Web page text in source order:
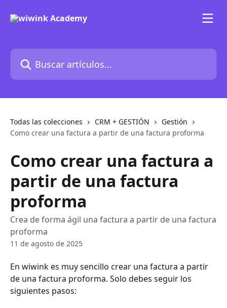
Buscar artículos...
Todas las colecciones CRM + GESTIÓN
Gestión
Como crear una factura a partir de una factura proforma
Como crear una factura a
partir de una factura
proforma
Crea de forma ágil una factura a partir de una factura
proforma
11 de agosto de 2025
En wiwink es muy sencillo crear una factura a partir
de una factura proforma. Solo debes seguir los
siguientes pasos: